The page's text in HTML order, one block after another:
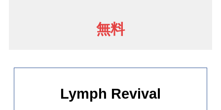
無料
Lymph Revival